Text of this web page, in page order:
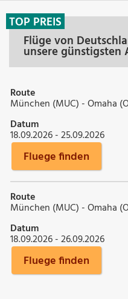
Flüge von
unsere günstigsten
TOP PREIS
Route
München (MUC) - Omaha
Datum
18.09.2026 - 25.09.2026
Fluege finden
Route
München (MUC) - Omaha
Datum
18.09.2026 - 26.09.2026
Fluege finden